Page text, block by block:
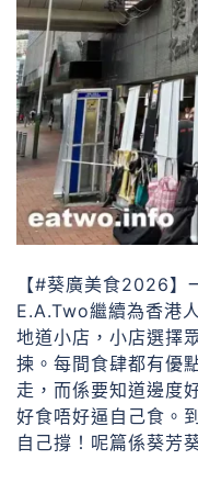
【#葵廣美食2026】
E.A.Two繼續為香港
地道小店，小店選擇
揀。每間食肆都有優
走，而係要知道邊度
好食唔好逼自己食。
自己撐！呢篇係葵芳